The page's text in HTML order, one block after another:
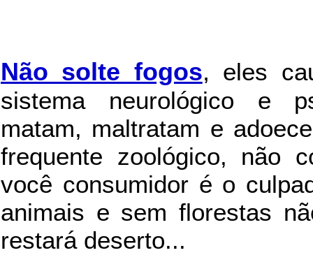
Não solte fogos, eles
sistema neurológico e
matam, maltratam e
frequente zoológico, não
você consumidor é o
animais e sem florestas
restará deserto...